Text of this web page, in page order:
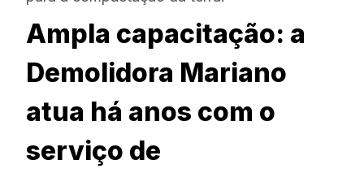
Ampla capacitação: a
Demolidora Mariano
atua há anos com o
serviço de